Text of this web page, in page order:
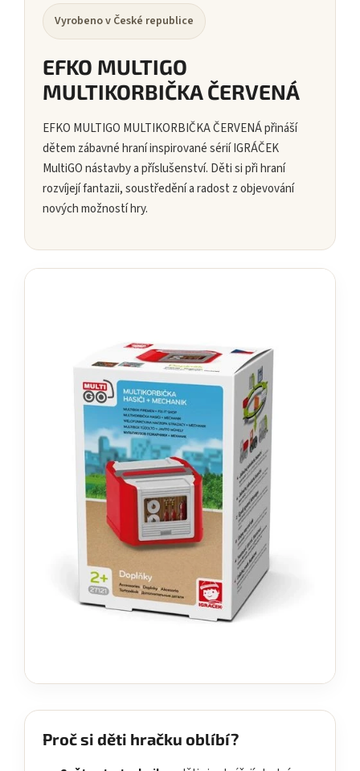
Vyrobeno v České republice
EFKO MULTIGO
MULTIKORBIČKA ČERVENÁ
EFKO MULTIGO MULTIKORBIČKA ČERVENÁ přináší
dětem zábavné hraní inspirované sérií IGRÁČEK
MultiGO nástavby a příslušenství. Děti si při hraní
rozvíjejí fantazii, soustředění a radost z objevování
nových možností hry.
Proč si děti hračku oblíbí?